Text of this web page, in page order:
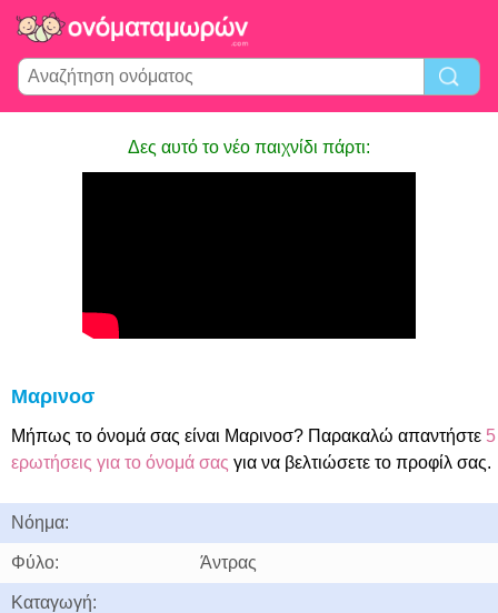
Δες αυτό το νέο παιχνίδι πάρτι:
Μαρινοσ
Μήπως το όνομά σας είναι Μαρινοσ? Παρακαλώ απαντήστε 5
ερωτήσεις για το όνομά σας για να βελτιώσετε το προφίλ σας.
Νόημα:
Φύλο: Άντρας
Καταγωγή: